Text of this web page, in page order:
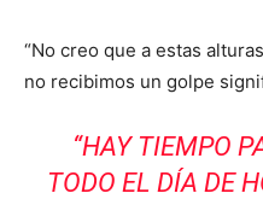
“No creo que a estas
no recibimos un golpe
“HAY TIEMPO
TODO EL DÍA DE